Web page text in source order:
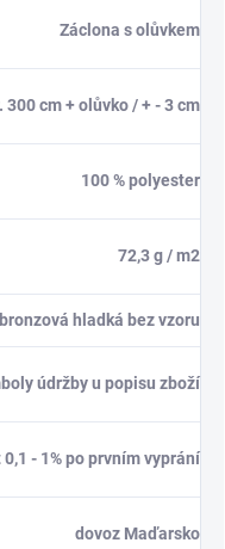
Záclona s olůvkem
300 cm + olůvko / + - 3 cm
100 % polyester
72,3 g / m2
bronzová hladká bez vzoru
údržby u popisu zboží
- 1% po prvním vyprání
dovoz Maďarsko